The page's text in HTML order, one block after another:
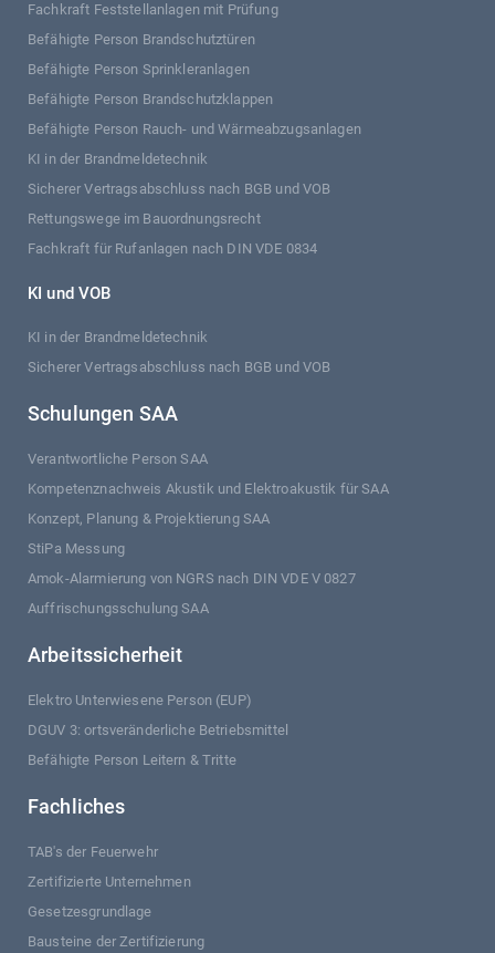
Fachkraft Feststellanlagen mit Prüfung
Befähigte Person Brandschutztüren
Befähigte Person Sprinkleranlagen
Befähigte Person Brandschutzklappen
Befähigte Person Rauch- und Wärmeabzugsanlagen
KI in der Brandmeldetechnik
Sicherer Vertragsabschluss nach BGB und VOB
Rettungswege im Bauordnungsrecht
Fachkraft für Rufanlagen nach DIN VDE 0834
KI und VOB
KI in der Brandmeldetechnik
Sicherer Vertragsabschluss nach BGB und VOB
Schulungen SAA
Verantwortliche Person SAA
Kompetenznachweis Akustik und Elektroakustik für SAA
Konzept, Planung & Projektierung SAA
StiPa Messung
Amok-Alarmierung von NGRS nach DIN VDE V 0827
Auffrischungsschulung SAA
Arbeitssicherheit
Elektro Unterwiesene Person (EUP)
DGUV 3: ortsveränderliche Betriebsmittel
Befähigte Person Leitern & Tritte
Fachliches
TAB's der Feuerwehr
Zertifizierte Unternehmen
Gesetzesgrundlage
Bausteine der Zertifizierung